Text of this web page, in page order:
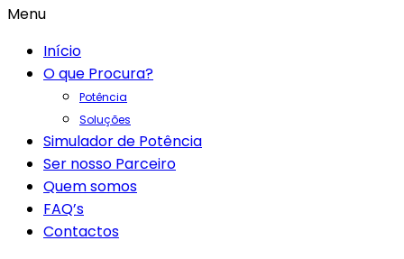
Menu
Início
O que Procura?
Potência
Soluções
Simulador de Potência
Ser nosso Parceiro
Quem somos
FAQ’s
Contactos